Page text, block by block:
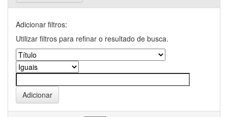
Adicionar filtros:
Utilizar filtros para refinar o resultado de busca.